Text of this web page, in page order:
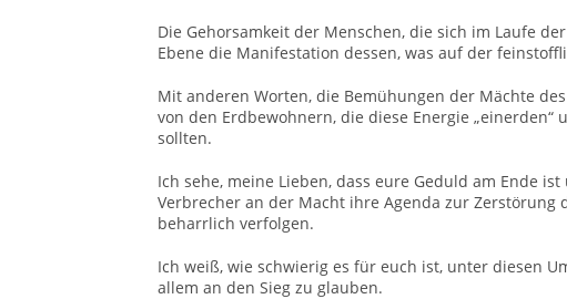
Die Gehorsamkeit der Menschen, die sich im Laufe
Ebene die Manifestation dessen, was auf der
Mit anderen Worten, die Bemühungen der Mächte
von den Erdbewohnern, die diese Energie
sollten.
Ich sehe, meine Lieben, dass eure Geduld am Ende
Verbrecher an der Macht ihre Agenda zur Zerstörung
beharrlich verfolgen.
Ich weiß, wie schwierig es für euch ist, unter diesen
allem an den Sieg zu glauben.